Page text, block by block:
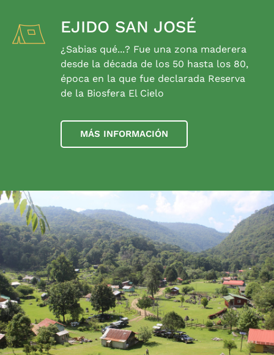
EJIDO SAN JOSÉ
¿Sabias qué...? Fue una zona maderera
desde la década de los 50 hasta los 80,
época en la que fue declarada Reserva
de la Biosfera El Cielo
MÁS INFORMACIÓN